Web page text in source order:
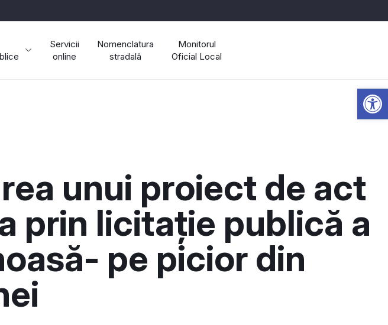
Servicii
online
Nomenclatura
stradală
Monitorul
Oficial Local
unui proiect de act
prin licitație publică a
pe picior din